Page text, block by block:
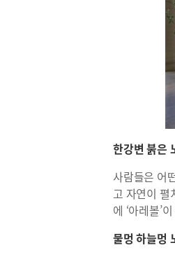
한강변 붉은
사람들은 어
고 자연이 펼
에 ‘아레볼’
물멍 하늘멍